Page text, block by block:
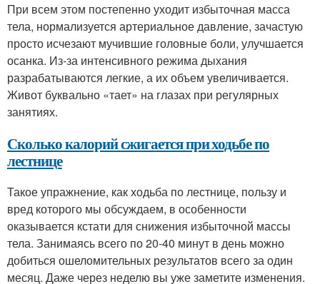
При всем этом постепенно уходит избыточная масса
тела, нормализуется артериальное давление, зачастую
просто исчезают мучившие головные боли, улучшается
осанка. Из-за интенсивного режима дыхания
разрабатываются легкие, а их объем увеличивается.
Живот буквально «тает» на глазах при регулярных
занятиях.
Сколько калорий сжигается при ходьбе по
лестнице
Такое упражнение, как ходьба по лестнице, пользу и
вред которого мы обсуждаем, в особенности
оказывается кстати для снижения избыточной массы
тела. Занимаясь всего по 20-40 минут в день можно
добиться ошеломительных результатов всего за один
месяц. Даже через неделю вы уже заметите изменения.